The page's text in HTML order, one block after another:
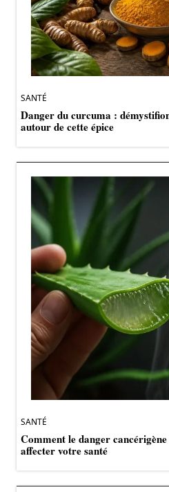
SANTÉ
Danger du curcuma :
autour de cette épice
SANTÉ
Comment le danger
affecter votre santé